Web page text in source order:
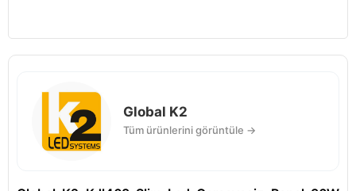
Global K2
Tüm ürünlerini görüntüle →